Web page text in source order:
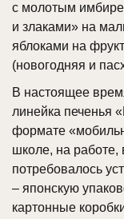
с молотым
и злаками» на
яблоками на
(новогодняя и
В настоящее
линейка печенья
формате
школе, на работе,
потребовалось
– японскую
картонные